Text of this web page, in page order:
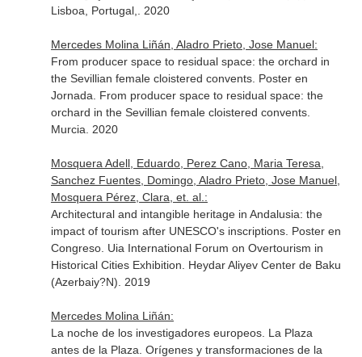
Lisboa, Portugal,. 2020
Mercedes Molina Liñán, Aladro Prieto, Jose Manuel:
From producer space to residual space: the orchard in
the Sevillian female cloistered convents. Poster en
Jornada. From producer space to residual space: the
orchard in the Sevillian female cloistered convents.
Murcia. 2020
Mosquera Adell, Eduardo, Perez Cano, Maria Teresa,
Sanchez Fuentes, Domingo, Aladro Prieto, Jose Manuel,
Mosquera Pérez, Clara, et. al.:
Architectural and intangible heritage in Andalusia: the
impact of tourism after UNESCO's inscriptions. Poster en
Congreso. Uia International Forum on Overtourism in
Historical Cities Exhibition. Heydar Aliyev Center de Baku
(Azerbaiy?N). 2019
Mercedes Molina Liñán:
La noche de los investigadores europeos. La Plaza
antes de la Plaza. Orígenes y transformaciones de la